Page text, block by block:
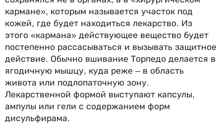
кармане», которым называется участок под
кожей, где будет находиться лекарство. Из
этого «кармана» действующее вещество будет
постепенно рассасываться и вызывать защитное
действие. Обычно вшивание Торпедо делается в
ягодичную мышцу, куда реже – в область
живота или подлопаточную зону.
Лекарственной формой выступают капсулы,
ампулы или гели с содержанием форм
дисульфирама.